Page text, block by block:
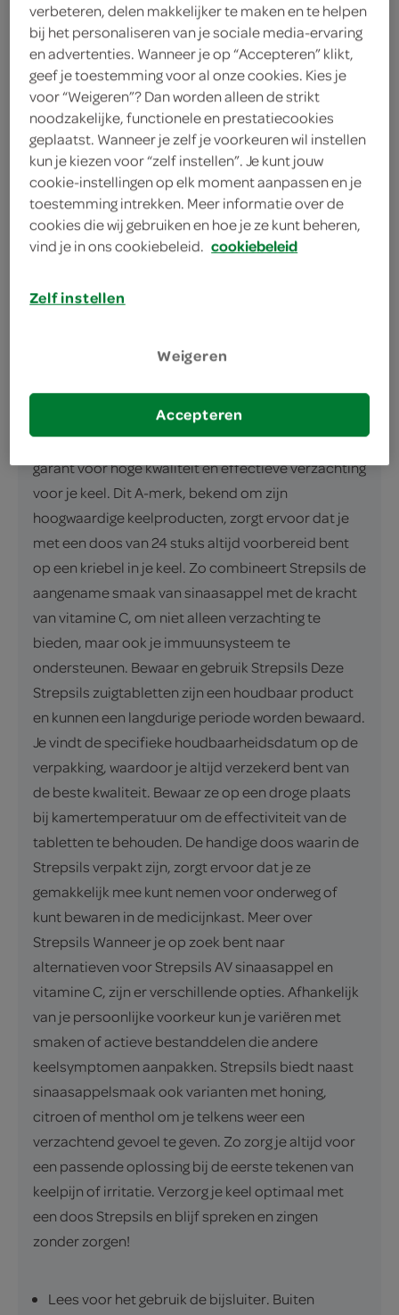
Strepsils sinaasappel en vitamine C - pak 24
zuigtabletten
Verlicht keelpijn effectief
Met echte sinaasappelsmaak
Bevat vitamine C
verzachtende zorg Tijdens de koudere dagen of
wanneer je keel wat ondersteuning kan gebruiken,
biedt Strepsils een helpende hand. De Strepsils AV
sinaasappel en vitamine C zuigtabletten staan
garant voor hoge kwaliteit en effectieve verzachting
voor je keel. Dit A-merk, bekend om zijn
hoogwaardige keelproducten, zorgt ervoor dat je
met een doos van 24 stuks altijd voorbereid bent
op een kriebel in je keel. Zo combineert Strepsils de
aangename smaak van sinaasappel met de kracht
van vitamine C, om niet alleen verzachting te
bieden, maar ook je immuunsysteem te
ondersteunen. Bewaar en gebruik Strepsils Deze
Strepsils zuigtabletten zijn een houdbaar product
en kunnen een langdurige periode worden bewaard.
Je vindt de specifieke houdbaarheidsdatum op de
verpakking, waardoor je altijd verzekerd bent van
de beste kwaliteit. Bewaar ze op een droge plaats
bij kamertemperatuur om de effectiviteit van de
tabletten te behouden. De handige doos waarin de
Strepsils verpakt zijn, zorgt ervoor dat je ze
gemakkelijk mee kunt nemen voor onderweg of
kunt bewaren in de medicijnkast. Meer over
Strepsils Wanneer je op zoek bent naar
alternatieven voor Strepsils AV sinaasappel en
vitamine C, zijn er verschillende opties. Afhankelijk
van je persoonlijke voorkeur kun je variëren met
smaken of actieve bestanddelen die andere
keelsymptomen aanpakken. Strepsils biedt naast
sinaasappelsmaak ook varianten met honing,
citroen of menthol om je telkens weer een
verzachtend gevoel te geven. Zo zorg je altijd voor
een passende oplossing bij de eerste tekenen van
keelpijn of irritatie. Verzorg je keel optimaal met
een doos Strepsils en blijf spreken en zingen
zonder zorgen!
Lees voor het gebruik de bijsluiter. Buiten
verbeteren, delen makkelijker te maken en te helpen
bij het personaliseren van je sociale media-ervaring
en advertenties. Wanneer je op “Accepteren” klikt,
geef je toestemming voor al onze cookies. Kies je
voor “Weigeren”? Dan worden alleen de strikt
noodzakelijke, functionele en prestatiecookies
geplaatst. Wanneer je zelf je voorkeuren wil instellen
kun je kiezen voor “zelf instellen”. Je kunt jouw
cookie-instellingen op elk moment aanpassen en je
toestemming intrekken. Meer informatie over de
cookies die wij gebruiken en hoe je ze kunt beheren,
vind je in ons cookiebeleid. cookiebeleid
Zelf instellen
Weigeren
Accepteren